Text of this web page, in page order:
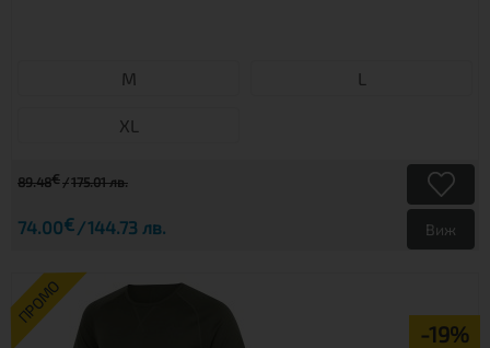
М L
XL
89.48€ 175.01 лв.
74.00€ 144.73 лв. Виж
ПРОМО
-19%